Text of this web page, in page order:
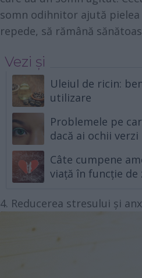
somn odihnitor ajută pielea
repede, să rămână
Vezi și
Uleiul de ricin:
utilizare
Problemele pe
dacă ai ochii verzi
Câte cumpene
viață în funcție de
4. Reducerea stresului și